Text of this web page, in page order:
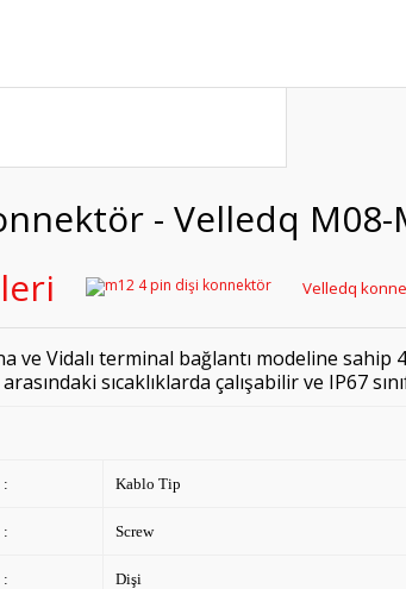
- Velledq M08-
Velledq
ve Vidalı terminal bağlantı modeline
sıcaklıklarda çalışabilir ve IP67
: Kablo Tip
: Screw
: Dişi